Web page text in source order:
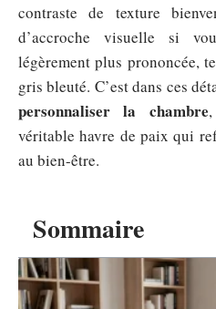
Sommaire
contraste de texture
d’accroche visuelle si
légèrement plus prononcée,
gris bleuté. C’est dans ces
personnaliser la chambre
véritable havre de paix qui
au bien-être.